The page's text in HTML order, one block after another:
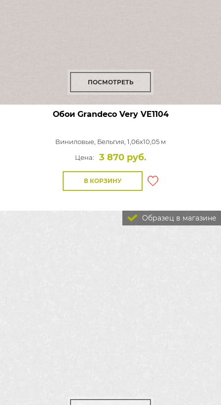
ПОСМОТРЕТЬ
Обои Grandeco VeryVE1104
Виниловые, Бельгия, 1,06x10,05 м
Цена:
3 870 руб.
В КОРЗИНУ
Образец в магазине